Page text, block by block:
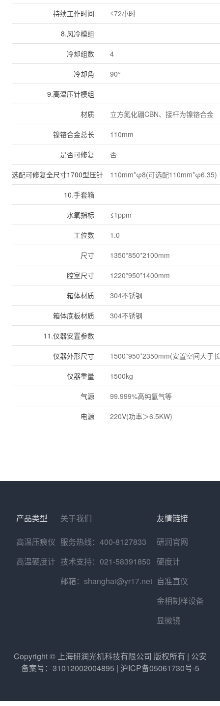
持续工作时间 ≤72小时
8.风冷模组
冷却组数 4
冷却角 90°
9.高温压针模组
材质 立方氮化硼CBN、接杆为镍铬合金
镍铬合金总长 110mm
是否可修复 否
选配可修复全尺寸1700型压针 110mm*φ8(可选配110mm*φ6.35)
10.手套箱
水氧指标 ≤1ppm
工位数 1.0
尺寸 1350*850*2100mm
腔室尺寸 1220*950*1400mm
箱体材质 304不锈钢
箱体底板材质 304不锈钢
11.仪器安置参数
仪器外形尺寸 1500*950*2350mm(安置空间大于
仪器重量 1500kg
气源 99.999%高纯氩气等
电源 220V(功率＞6.5KW)
产品类型
高温压痕仪
高温硬度计
关于我们
服务热线：400-8127833
技术支持：021-58391850
邮箱：shanghai@yr17.net
友情链接
研润官网
硬度计
自准直仪
金相制样设备
显微镜
Copyright © 上海研润光机科技有限公司 版权所有 | 公安
备案号：31012002004895 | 沪ICP备05061730号-5